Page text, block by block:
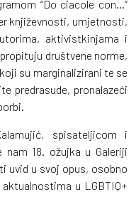
“Do ciacole con...”
književnosti, umjetnosti,
aktivistkinjama i
društvene norme,
su marginalizirani te se
predrasude, pronalazeći
spisateljicom i
18. ožujka u Galeriji
uvid u svoj opus, osobno
u LGBTIQ+